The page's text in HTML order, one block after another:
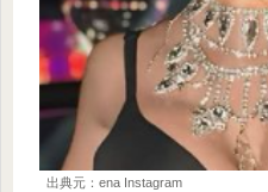
出典元：ena Instagram